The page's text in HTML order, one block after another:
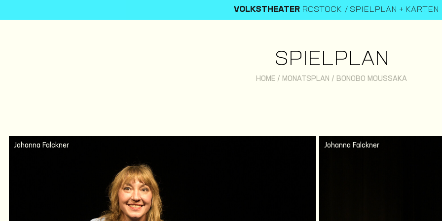
VOLKSTHEATER ROSTOCK SPIELPLAN + KARTEN
SPIELPLAN
HOME / MONATSPLAN / BONOBO MOUSSAKA
Johanna Falckner Johanna Falckner